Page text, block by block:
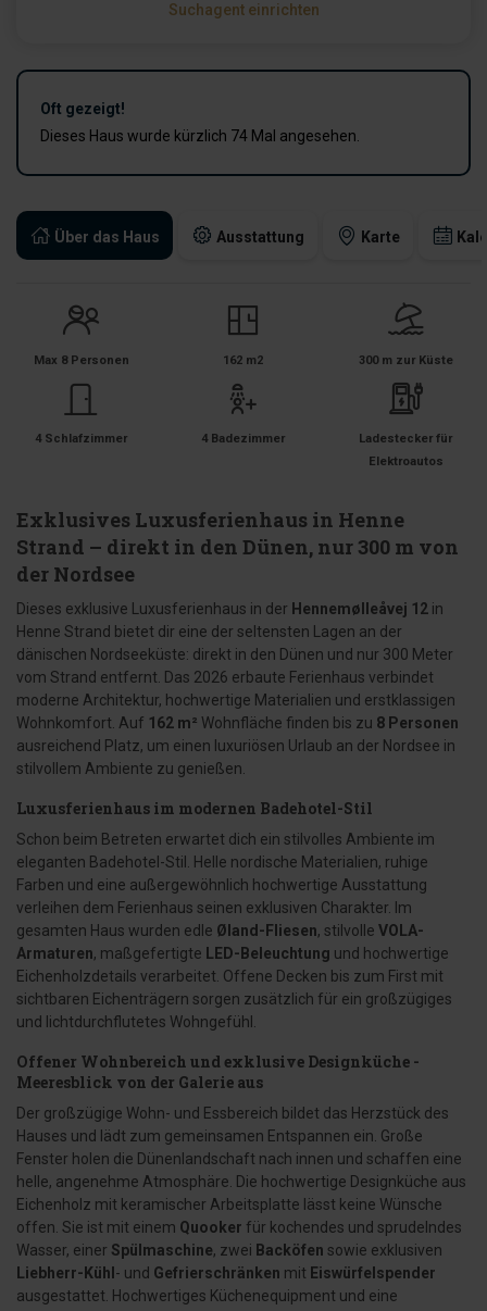
Über das Haus Ausstattung Karte
Max 8 Personen 162 m2 300 m zur Küste
4 Schlafzimmer 4 Badezimmer
Ladestecker für
Elektroautos
Exklusives Luxusferienhaus in Henne
Strand – direkt in den Dünen, nur 300 m von
der Nordsee
Dieses exklusive Luxusferienhaus in der Hennemølleåvej 12 in
Henne Strand bietet dir eine der seltensten Lagen an der
dänischen Nordseeküste: direkt in den Dünen und nur 300 Meter
vom Strand entfernt. Das 2026 erbaute Ferienhaus verbindet
moderne Architektur, hochwertige Materialien und erstklassigen
Wohnkomfort. Auf 162 m² Wohnfläche finden bis zu 8 Personen
ausreichend Platz, um einen luxuriösen Urlaub an der Nordsee in
stilvollem Ambiente zu genießen.
Luxusferienhaus im modernen Badehotel-Stil
Schon beim Betreten erwartet dich ein stilvolles Ambiente im
eleganten Badehotel-Stil. Helle nordische Materialien, ruhige
Farben und eine außergewöhnlich hochwertige Ausstattung
verleihen dem Ferienhaus seinen exklusiven Charakter. Im
gesamten Haus wurden edle Øland-Fliesen, stilvolle VOLA-
Armaturen, maßgefertigte LED-Beleuchtung und hochwertige
Eichenholzdetails verarbeitet. Offene Decken bis zum First mit
sichtbaren Eichenträgern sorgen zusätzlich für ein großzügiges
und lichtdurchflutetes Wohngefühl.
Offener Wohnbereich und exklusive Designküche -
Meeresblick von der Galerie aus
Der großzügige Wohn- und Essbereich bildet das Herzstück des
Hauses und lädt zum gemeinsamen Entspannen ein. Große
Fenster holen die Dünenlandschaft nach innen und schaffen eine
helle, angenehme Atmosphäre. Die hochwertige Designküche aus
Eichenholz mit keramischer Arbeitsplatte lässt keine Wünsche
offen. Sie ist mit einem Quooker für kochendes und sprudelndes
Wasser, einer Spülmaschine, zwei Backöfen sowie exklusiven
Liebherr-Kühl - und Gefrierschränken mit Eiswürfelspender
ausgestattet. Hochwertiges Küchenequipment und eine
Suchagent einrichten
Oft gezeigt!
Dieses Haus wurde kürzlich 74 Mal angesehen.